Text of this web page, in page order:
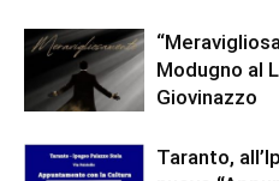
Modugno al
Giovinazzo
Taranto,